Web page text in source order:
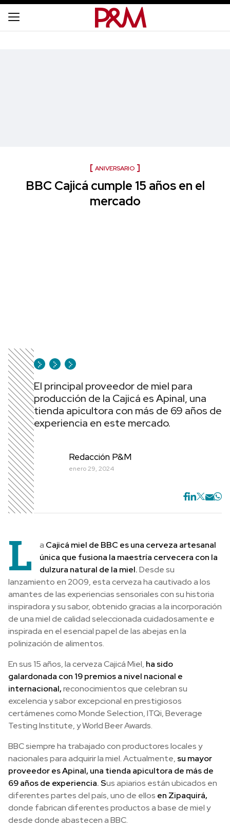
ANIVERSARIO
BBC Cajicá cumple 15 años en el
mercado
El principal proveedor de miel para
producción de la Cajicá es Apinal, una
tienda apicultora con más de 69 años de
experiencia en este mercado.
Redacción P&M
enero 29, 2024
L a Cajicá miel de BBC es una cerveza artesanal
única que fusiona la maestría cervecera con la
dulzura natural de la miel.Desde su
lanzamiento en 2009, esta cerveza ha cautivado a los
amantes de las experiencias sensoriales con su historia
inspiradora y su sabor, obtenido gracias a la incorporación
de una miel de calidad seleccionada cuidadosamente e
inspirada en el esencial papel de las abejas en la
polinización de alimentos.
En sus 15 años, la cerveza Cajicá Miel, ha sido
galardonada con 19 premios a nivel nacional e
internacional,reconocimientos que celebran su
excelencia y sabor excepcional en prestigiosos
certámenes como Monde Selection, ITQi, Beverage
Testing Institute, y World Beer Awards.
BBC siempre ha trabajado con productores locales y
nacionales para adquirir la miel. Actualmente, su mayor
proveedor es Apinal, una tienda apicultora de más de
69 años de experiencia. Sus apiarios están ubicados en
diferentes partes del país, uno de ellos en Zipaquirá,
donde fabrican diferentes productos a base de miel y
desde donde abastecen a BBC.